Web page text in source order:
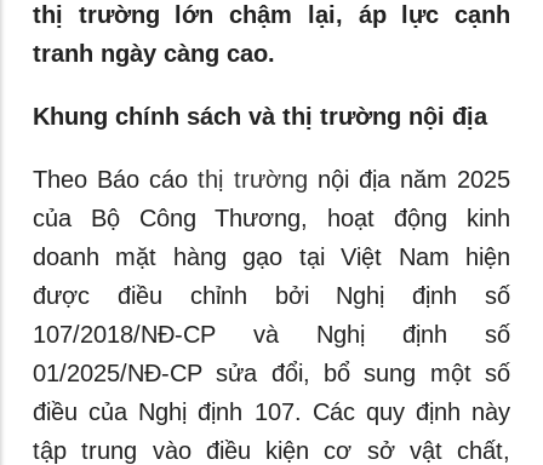
thị trường lớn chậm lại, áp lực cạnh
tranh ngày càng cao.
Khung chính sách và thị trường nội địa
Theo Báo cáothị trường nội địa năm 2025
của Bộ Công Thương, hoạt động kinh
doanh mặt hàng gạo tại Việt Nam hiện
được điều chỉnh bởi Nghị định số
107/2018/NĐ-CP và Nghị định số
01/2025/NĐ-CP sửa đổi, bổ sung một số
điều của Nghị định 107. Các quy định này
tập trung vào điều kiện cơ sở vật chất,